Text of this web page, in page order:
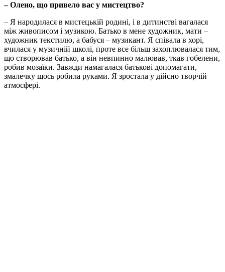
– Олено, що привело вас у мистецтво?
– Я народилася в мистецькій родині, і в дитинстві вагалася
між живописом і музикою. Батько в мене художник, мати –
художник текстилю, а бабуся – музикант. Я співала в хорі,
вчилася у музичній школі, проте все більш захоплювалася тим,
що створював батько, а він невпинно малював, ткав гобелени,
робив мозаїки. Завжди намагалася батькові допомагати,
змалечку щось робила руками. Я зростала у дійсно творчій
атмосфері.